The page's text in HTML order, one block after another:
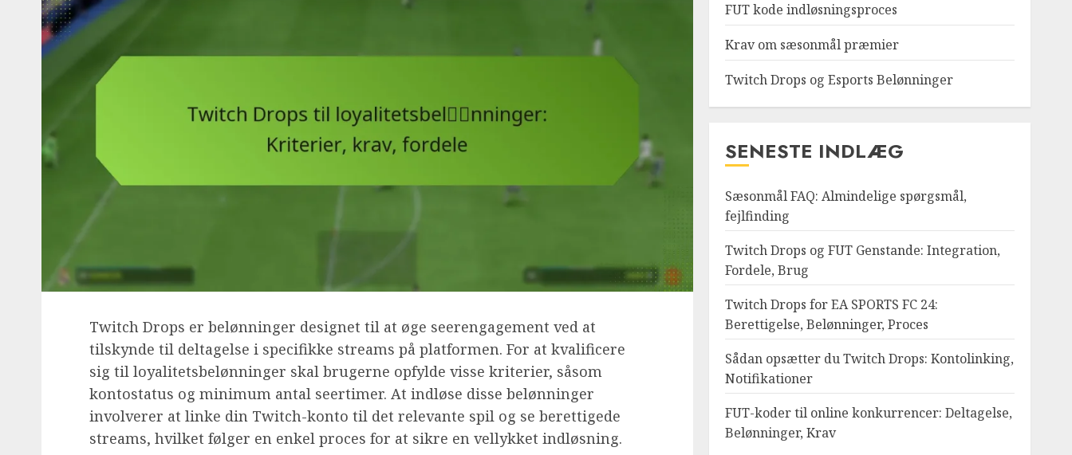
Twitch Drops er belønninger designet til at øge seerengagement ved at
tilskynde til deltagelse i specifikke streams på platformen. For at kvalificere
sig til loyalitetsbelønninger skal brugerne opfylde visse kriterier, såsom
kontostatus og minimum antal seertimer. At indløse disse belønninger
involverer at linke din Twitch-konto til det relevante spil og se berettigede
streams, hvilket følger en enkel proces for at sikre en vellykket indløsning.
FUT kode indløsningsproces
Krav om sæsonmål præmier
Twitch Drops og Esports Belønninger
SENESTE INDLÆG
Sæsonmål FAQ: Almindelige spørgsmål,
fejlfinding
Twitch Drops og FUT Genstande: Integration,
Fordele, Brug
Twitch Drops for EA SPORTS FC 24:
Berettigelse, Belønninger, Proces
Sådan opsætter du Twitch Drops: Kontolinking,
Notifikationer
FUT-koder til online konkurrencer: Deltagelse,
Belønninger, Krav